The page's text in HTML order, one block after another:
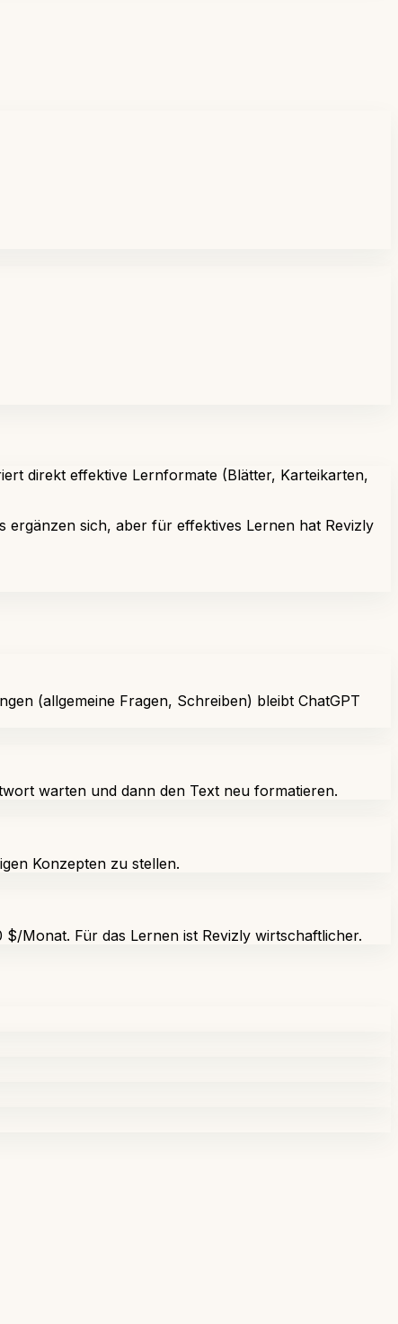
direkt effektive Lernformate (Blätter, Karteikarten,
ergänzen sich, aber für effektives Lernen hat Revizly
(allgemeine Fragen, Schreiben) bleibt ChatGPT
warten und dann den Text neu formatieren.
Konzepten zu stellen.
Monat. Für das Lernen ist Revizly wirtschaftlicher.